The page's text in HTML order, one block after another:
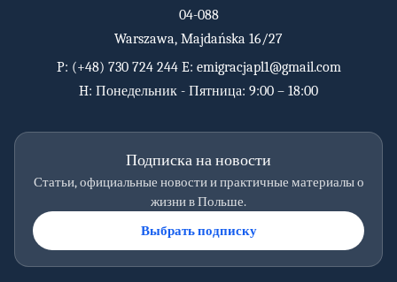
04-088
Warszawa, Majdańska 16/27
P: (+48) 730 724 244E: emigracjapl1@gmail.com
H: Понедельник - Пятница: 9:00 – 18:00
Подписка на новости
Статьи, официальные новости и практичные материалы о
жизни в Польше.
Выбрать подписку